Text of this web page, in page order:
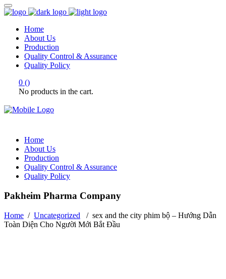
Home
About Us
Production
Quality Control & Assurance
Quality Policy
0 ()
No products in the cart.
Home
About Us
Production
Quality Control & Assurance
Quality Policy
Pakheim Pharma Company
Home / Uncategorized / sex and the city phim bộ – Hướng Dẫn
Toàn Diện Cho Người Mới Bắt Đầu